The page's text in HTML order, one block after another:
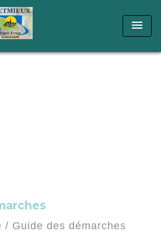
menu
/ Guide des démarches